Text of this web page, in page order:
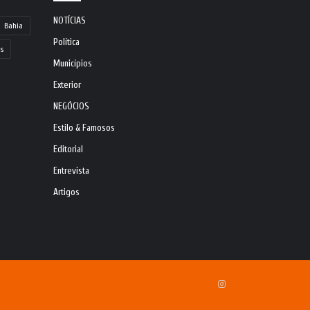
Bahia
NOTÍCIAS
Política
Municípios
Exterior
NEGÓCIOS
Estilo & Famosos
Editorial
Entrevista
Artigos
Instagram